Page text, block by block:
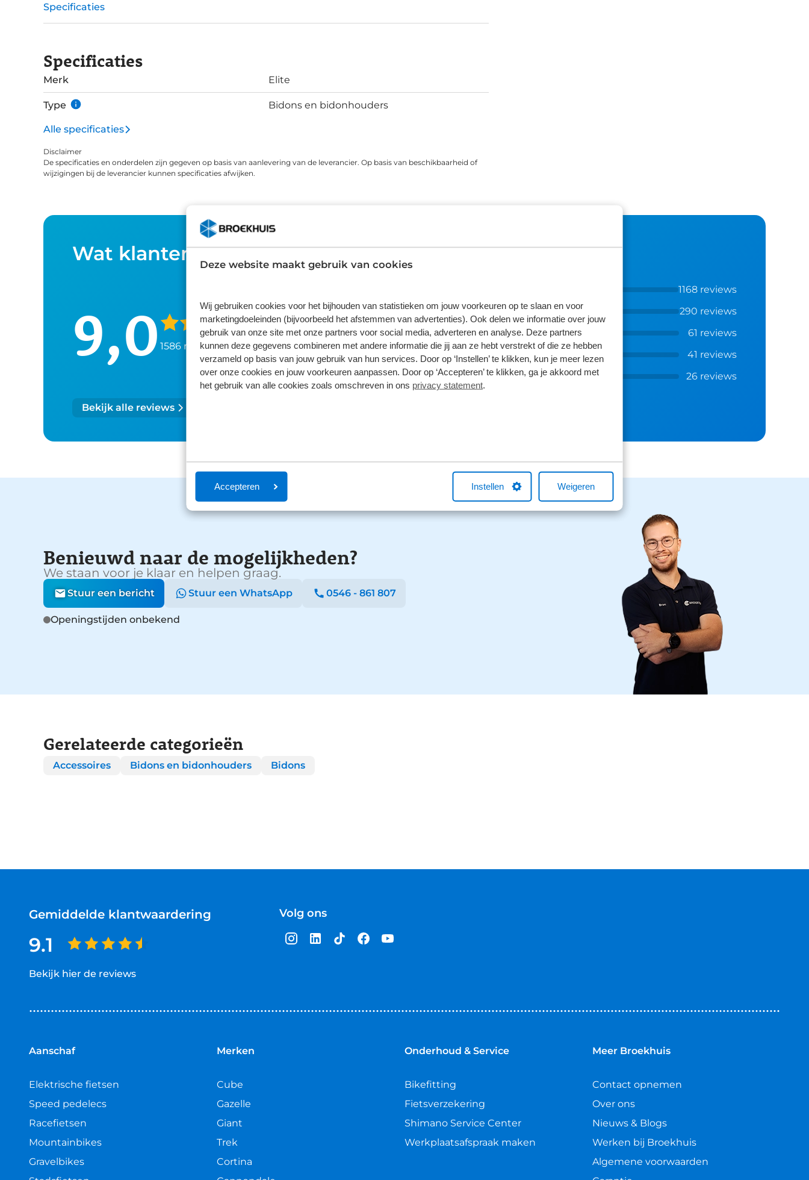
Deze website maakt gebruik van cookies
Wij gebruiken cookies voor het bijhouden van statistieken om jouw voorkeuren op te slaan en voor
marketingdoeleinden (bijvoorbeeld het afstemmen van advertenties). Ook delen we informatie over jouw
gebruik van onze site met onze partners voor social media, adverteren en analyse. Deze partners
kunnen deze gegevens combineren met andere informatie die jij aan ze hebt verstrekt of die ze hebben
verzameld op basis van jouw gebruik van hun services. Door op ‘Instellen’ te klikken, kun je meer lezen
over onze cookies en jouw voorkeuren aanpassen. Door op ‘Accepteren’ te klikken, ga je akkoord met
het gebruik van alle cookies zoals omschreven in ons privacy statement
Accepteren Instellen Weigeren
Specificaties
Specificaties
Merk Elite
Type Bidons en bidonhouders
Alle specificaties
Disclaimer
De specificaties en onderdelen zijn gegeven op basis van aanlevering van de leverancier. Op basis van beschikbaarheid of
wijzigingen bij de leverancier kunnen specificaties afwijken.
Wat klanten over ons zeggen
9,0 1586 reviews
1168 reviews
4 290 reviews
3 61 reviews
2 41 reviews
1 26 reviews
Bekijk alle reviews
Benieuwd naar de mogelijkheden?
We staan voor je klaar en helpen graag.
Stuur een bericht Stuur een WhatsApp 0546 - 861 807
Openingstijden onbekend
Gerelateerde categorieën
Accessoires Bidons en bidonhouders Bidons
Gemiddelde klantwaardering
9.1
Bekijk hier de reviews
van
Volg ons
Aanschaf
Elektrische fietsen
Speed pedelecs
Racefietsen
Mountainbikes
Gravelbikes
Merken
Cube
Gazelle
Giant
Trek
Cortina
Onderhoud & Service
Bikefitting
Fietsverzekering
Shimano Service Center
Werkplaatsafspraak maken
Meer Broekhuis
Contact opnemen
Over ons
Nieuws & Blogs
Werken bij Broekhuis
Algemene voorwaarden